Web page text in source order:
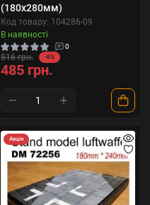
(180x280мм)
Код товару: 104286-09
В наявності
0
516 грн. -6%
485 грн.
Акція